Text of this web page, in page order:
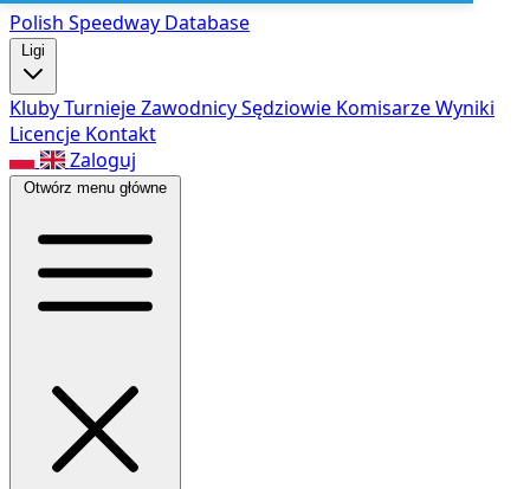
Polish Speedway Database
Ligi
KlubyTurniejeZawodnicySędziowie KomisarzeWyniki
Licencje Kontakt
Zaloguj
Otwórz menu główne